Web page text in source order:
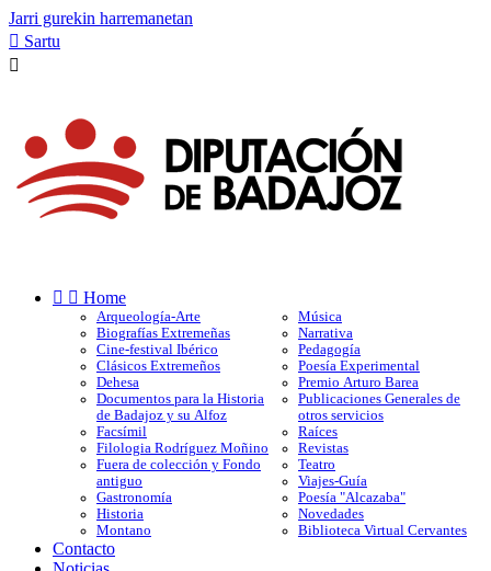
Jarri gurekin harremanetan
 Sartu

  Home
Arqueología-Arte
Biografías Extremeñas
Cine-festival Ibérico
Clásicos Extremeños
Dehesa
Documentos para la Historia
de Badajoz y su Alfoz
Facsímil
Filologia Rodríguez Moñino
Fuera de colección y Fondo
antiguo
Gastronomía
Historia
Montano
Música
Narrativa
Pedagogía
Poesía Experimental
Premio Arturo Barea
Publicaciones Generales de
otros servicios
Raíces
Revistas
Teatro
Viajes-Guía
Poesía "Alcazaba"
Novedades
Biblioteca Virtual Cervantes
Contacto